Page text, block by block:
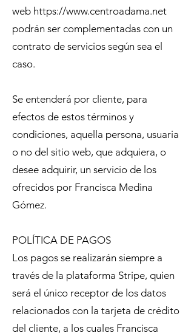
web https://www.centroadama.net
podrán ser complementadas con un
contrato de servicios según sea el
caso.
Se entenderá por cliente, para
efectos de estos términos y
condiciones, aquella persona, usuaria
o no del sitio web, que adquiera, o
desee adquirir, un servicio de los
ofrecidos por Francisca Medina
Gómez.
POLÍTICA DE PAGOS
Los pagos se realizarán siempre a
través de la plataforma Stripe, quien
será el único receptor de los datos
relacionados con la tarjeta de crédito
del cliente, a los cuales Francisca